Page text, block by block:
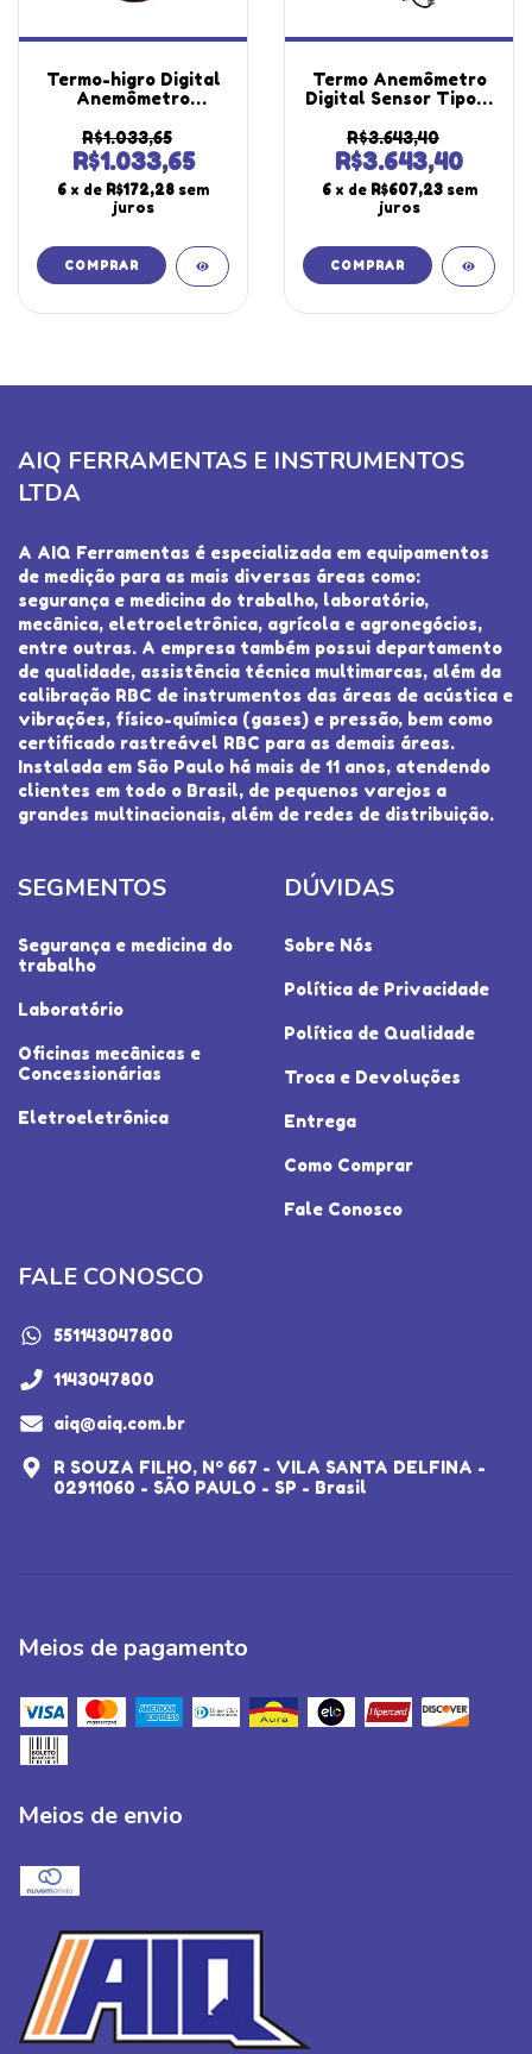
Termo-higro Digital
Anemômetro
Termômetro
Temperatura
Higrômetro Umidade
Thar-300 Portátil
Instrutherm
R$1.033,65
R$1.033,65
6 x de R$172,28 sem
juros
Termo Anemômetro
Digital Sensor Tipo K
Sd Usb Tar-176
Portátil Estojo
Certificado
Calibração
R$3.643,40
R$3.643,40
6 x de R$607,23 sem
juros
AIQ FERRAMENTAS E INSTRUMENTOS
LTDA
A AIQ Ferramentas é especializada em equipamentos
de medição para as mais diversas áreas como:
segurança e medicina do trabalho, laboratório,
mecânica, eletroeletrônica, agrícola e agronegócios,
entre outras. A empresa também possui departamento
de qualidade, assistência técnica multimarcas, além da
calibração RBC de instrumentos das áreas de acústica e
vibrações, físico-química (gases) e pressão, bem como
certificado rastreável RBC para as demais áreas.
Instalada em São Paulo há mais de 11 anos, atendendo
clientes em todo o Brasil, de pequenos varejos a
grandes multinacionais, além de redes de distribuição.
SEGMENTOS
Segurança e medicina do
trabalho
Laboratório
Oficinas mecânicas e
Concessionárias
Eletroeletrônica
DÚVIDAS
Sobre Nós
Política de Privacidade
Política de Qualidade
Troca e Devoluções
Entrega
Como Comprar
Fale Conosco
FALE CONOSCO
551143047800
1143047800
aiq@aiq.com.br
R SOUZA FILHO, Nº 667 - VILA SANTA DELFINA -
02911060 - SÃO PAULO - SP - Brasil
Meios de pagamento
Meios de envio